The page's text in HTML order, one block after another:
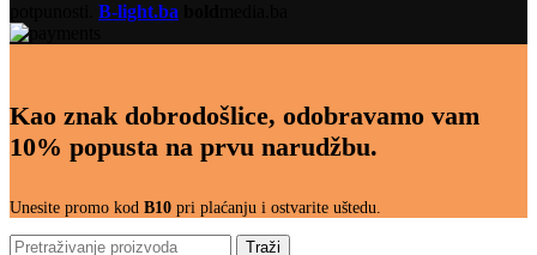
B-light.ba
Kao znak dobrodošlice, odobravamo vam
10% popusta na prvu narudžbu.
Unesite promo kod B10 pri plaćanju i ostvarite uštedu.
Traži